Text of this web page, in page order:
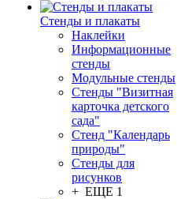
Стенды и плакаты
Наклейки
Информационные
стенды
Модульные стенды
Стенды "Визитная
карточка детского
сада"
Стенд "Календарь
природы"
Стенды для
рисунков
+ ЕЩЕ 1